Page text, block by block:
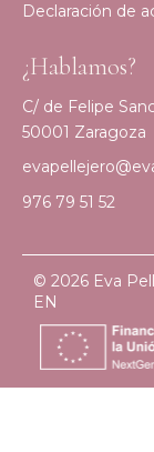
Declaración de
¿Hablamos?
C/ de Felipe
50001 Zaragoza
976 79 51 52
© 2026 Eva
EN